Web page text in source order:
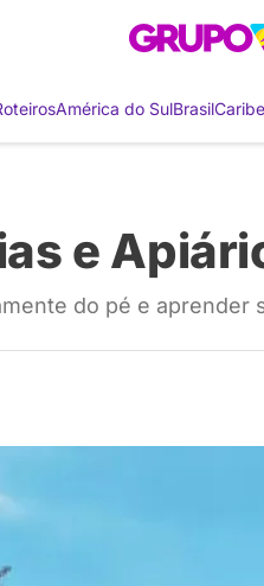
América do SulBrasilCaribe
e
do pé e